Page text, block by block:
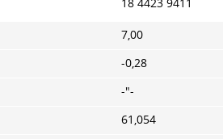
7,00
-0,28
-"-
61,054